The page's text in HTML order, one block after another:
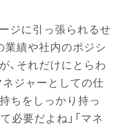
ジに引っ張られるせ
業績や社内のポジシ
、それだけにとらわ
ネジャーとしての仕
ちをしっかり持っ
必要だよね」「マネ